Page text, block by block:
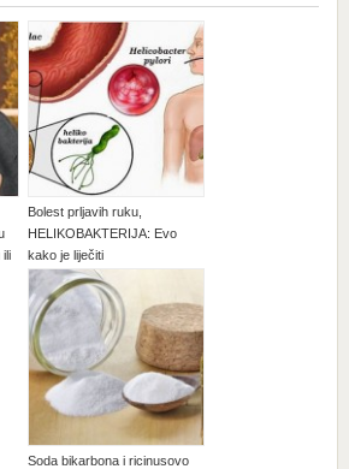
ili
Bolest prljavih ruku,
HELIKOBAKTERIJA: Evo
kako je liječiti
Soda bikarbona i ricinusovo